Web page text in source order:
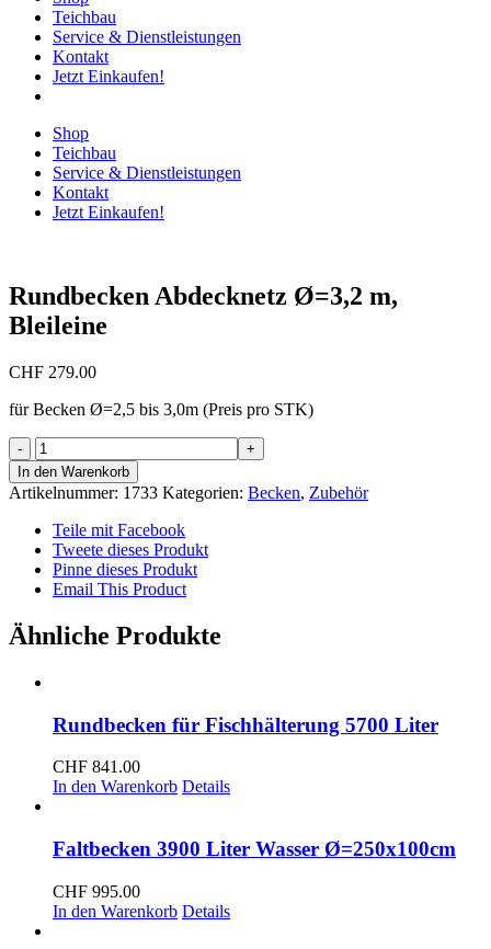
Teichbau
Service & Dienstleistungen
Kontakt
Jetzt Einkaufen!
Shop
Teichbau
Service & Dienstleistungen
Kontakt
Jetzt Einkaufen!
Rundbecken Abdecknetz Ø=3,2 m,
Bleileine
CHF 279.00
für Becken Ø=2,5 bis 3,0m (Preis pro STK)
Rundbecken
Abdecknetz
Ø=3,2
m,
Bleileine
Menge
In den Warenkorb
Artikelnummer: 1733 Kategorien: Becken, Zubehör
Teile mit Facebook
Tweete dieses Produkt
Pinne dieses Produkt
Email This Product
Ähnliche Produkte
Rundbecken für Fischhälterung 5700 Liter
CHF 841.00
In den Warenkorb Details
Faltbecken 3900 Liter Wasser Ø=250x100cm
CHF 995.00
In den Warenkorb Details